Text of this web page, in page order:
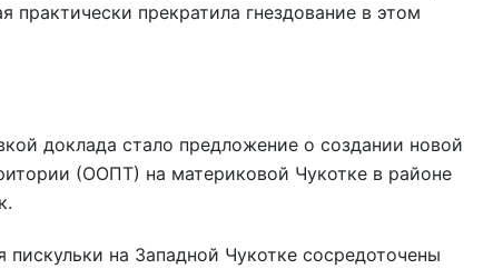
практически прекратила гнездование в этом
доклада стало предложение о создании новой
(ООПТ) на материковой Чукотке в районе
на Западной Чукотке сосредоточены